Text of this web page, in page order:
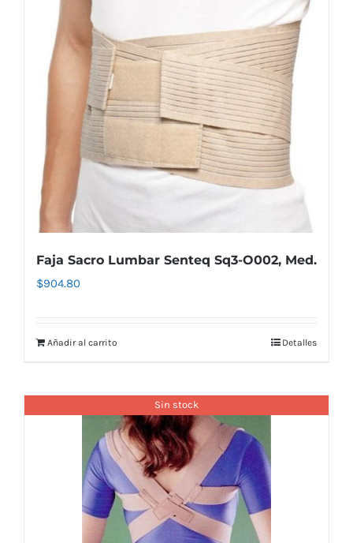
Faja Sacro Lumbar Senteq Sq3-O002, Med.
$904.80
Añadir al carrito Detalles
Sin stock